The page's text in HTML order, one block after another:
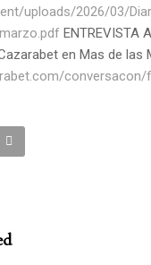
uploads/2026/03/
ENTREVISTA
en Mas de las
conversacon/